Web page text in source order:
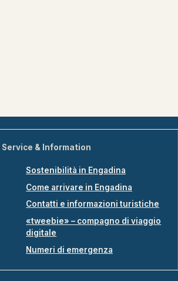
Service & Information
Sostenibilità in Engadina
Come arrivare in Engadina
Contatti e informazioni turistiche
«tweebie» – compagno di viaggio
digitale
Numeri di emergenza